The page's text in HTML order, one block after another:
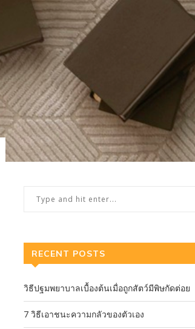
RECENT POSTS
วิธีปฐมพยาบาลเบื้องต้นเมื่อถูกสัตว์มีพิษกัดต่อย
7 วิธีเอาชนะความกลัวของตัวเอง